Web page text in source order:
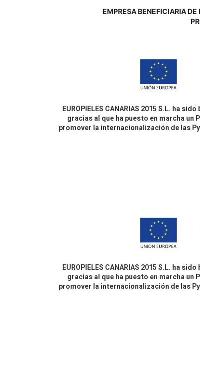
EMPRESA BENEFICIARIA
P
EUROPIELES CANARIAS 2015 S.L. ha
gracias al que ha puesto en marcha
promover la internacionalización de las
EUROPIELES CANARIAS 2015 S.L. ha
gracias al que ha puesto en marcha
promover la internacionalización de las